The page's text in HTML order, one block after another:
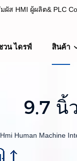
ผัส HMI ผู้ผลิต& PLC
PLC Controller
วน ไดรฟ์ สินค้า
9.7 นิ้
Hmi Human Machine